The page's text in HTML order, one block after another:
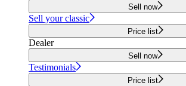
Sell now
Sell your classic
Price list
Dealer
Sell now
Testimonials
Price list